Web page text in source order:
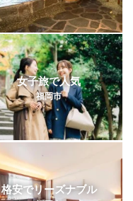
女子旅で人気
福岡市
格安でリーズナブル